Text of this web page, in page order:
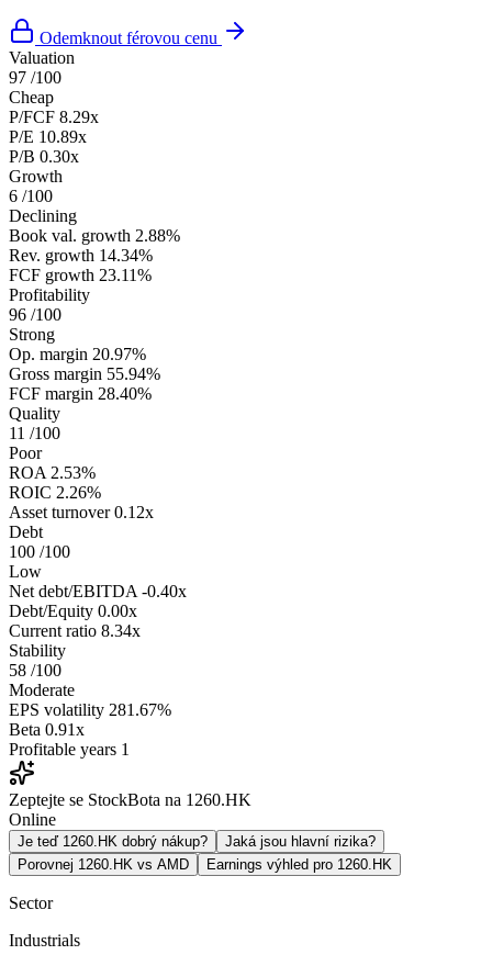
Odemknout férovou cenu
Valuation
97 /100
Cheap
P/FCF 8.29x
P/E 10.89x
P/B 0.30x
Growth
6 /100
Declining
Book val. growth 2.88%
Rev. growth 14.34%
FCF growth 23.11%
Profitability
96 /100
Strong
Op. margin 20.97%
Gross margin 55.94%
FCF margin 28.40%
Quality
11 /100
Poor
ROA 2.53%
ROIC 2.26%
Asset turnover 0.12x
Debt
100 /100
Low
Net debt/EBITDA -0.40x
Debt/Equity 0.00x
Current ratio 8.34x
Stability
58 /100
Moderate
EPS volatility 281.67%
Beta 0.91x
Profitable years 1
Zeptejte se StockBota na 1260.HK
Online
Je teď 1260.HK dobrý nákup?
Jaká jsou hlavní rizika?
Porovnej 1260.HK vs AMD
Earnings výhled pro 1260.HK
Sector
Industrials